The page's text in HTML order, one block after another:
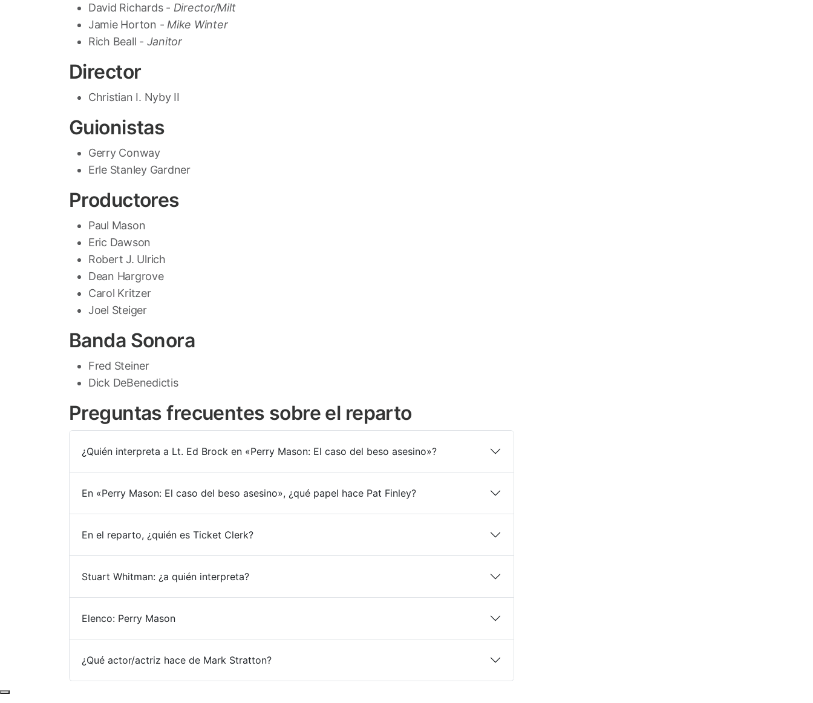
David Richards - Director/Milt
Jamie Horton - Mike Winter
Rich Beall - Janitor
Director
Christian I. Nyby II
Guionistas
Gerry Conway
Erle Stanley Gardner
Productores
Paul Mason
Eric Dawson
Robert J. Ulrich
Dean Hargrove
Carol Kritzer
Joel Steiger
Banda Sonora
Fred Steiner
Dick DeBenedictis
Preguntas frecuentes sobre el reparto
¿Quién interpreta a Lt. Ed Brock en «Perry Mason: El caso del beso asesino»?
En «Perry Mason: El caso del beso asesino», ¿qué papel hace Pat Finley?
En el reparto, ¿quién es Ticket Clerk?
Stuart Whitman: ¿a quién interpreta?
Elenco: Perry Mason
¿Qué actor/actriz hace de Mark Stratton?